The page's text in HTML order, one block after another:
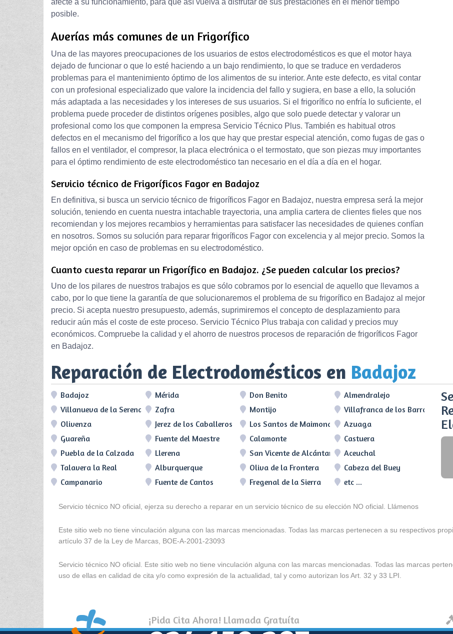
afecte a su funcionamiento, para que así vuelva a disfrutar de sus prestaciones en el menor tiempo
posible.
Averías más comunes de un Frigorífico
Una de las mayores preocupaciones de los usuarios de estos electrodomésticos es que el motor haya
dejado de funcionar o que lo esté haciendo a un bajo rendimiento, lo que se traduce en verdaderos
problemas para el mantenimiento óptimo de los alimentos de su interior. Ante este defecto, es vital contar
con un profesional especializado que valore la incidencia del fallo y sugiera, en base a ello, la solución
más adaptada a las necesidades y los intereses de sus usuarios. Si el frigorífico no enfría lo suficiente, el
problema puede proceder de distintos orígenes posibles, algo que solo puede detectar y valorar un
profesional como los que componen la empresa Servicio Técnico Plus. También es habitual otros
defectos en el mecanismo del frigorífico a los que hay que prestar especial atención, como fugas de gas o
fallos en el ventilador, el compresor, la placa electrónica o el termostato, que son piezas muy importantes
para el óptimo rendimiento de este electrodoméstico tan necesario en el día a día en el hogar.
Servicio técnico de Frigoríficos Fagor en Badajoz
En definitiva, si busca un servicio técnico de frigoríficos Fagor en Badajoz, nuestra empresa será la mejor
solución, teniendo en cuenta nuestra intachable trayectoria, una amplia cartera de clientes fieles que nos
recomiendan y los mejores recambios y herramientas para satisfacer las necesidades de quienes confían
en nosotros. Somos su solución para reparar frigoríficos Fagor con excelencia y al mejor precio. Somos la
mejor opción en caso de problemas en su electrodoméstico.
Cuanto cuesta reparar un Frigorífico en Badajoz. ¿Se pueden calcular los precios?
Uno de los pilares de nuestros trabajos es que sólo cobramos por lo esencial de aquello que llevamos a
cabo, por lo que tiene la garantía de que solucionaremos el problema de su frigorífico en Badajoz al mejor
precio. Si acepta nuestro presupuesto, además, suprimiremos el concepto de desplazamiento para
reducir aún más el coste de este proceso. Servicio Técnico Plus trabaja con calidad y precios muy
económicos. Compruebe la calidad y el ahorro de nuestros procesos de reparación de frigoríficos Fagor
en Badajoz.
Reparación de Electrodomésticos en Badajoz
Badajoz Mérida Don Benito
Almendralejo
Villanueva de la Serena
Zafra Montijo
Villafranca de los Barros
Olivenza
Jerez de los Caballeros Los Santos de Maimona
Azuaga
Guareña
Fuente del Maestre Calamonte
Castuera
Puebla de la Calzada
Llerena San Vicente de Alcántara
Aceuchal
Talavera la Real
Alburquerque Oliva de la Frontera
Cabeza del Buey
Campanario
Fuente de Cantos Fregenal de la Sierra etc ...
Servicio técnico NO oficial, ejerza su derecho a reparar en un servicio técnico de su elección NO oficial. Llámenos
Este sitio web no tiene vinculación alguna con las marcas mencionadas. Todas las marcas pertenecen a su respectivos
artículo 37 de la Ley de Marcas, BOE-A-2001-23093
Servicio técnico NO oficial. Este sitio web no tiene vinculación alguna con las marcas mencionadas. Todas las marcas
uso de ellas en calidad de cita y/o como expresión de la actualidad, tal y como autorizan los Art. 32 y 33 LPI.
¡Pida Cita Ahora! Llamada Gratuíta